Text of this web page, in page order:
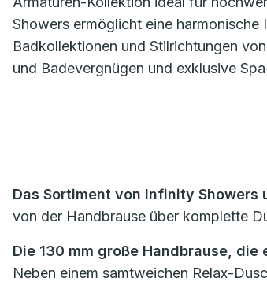
Showers ermöglicht eine
Badkollektionen und Stilrichtungen
und Badevergnügen und exklusive
Das Sortiment von Infinity
von der Handbrause über komplette
Die 130 mm große Handbrause,
Neben einem samtweichen Relax-